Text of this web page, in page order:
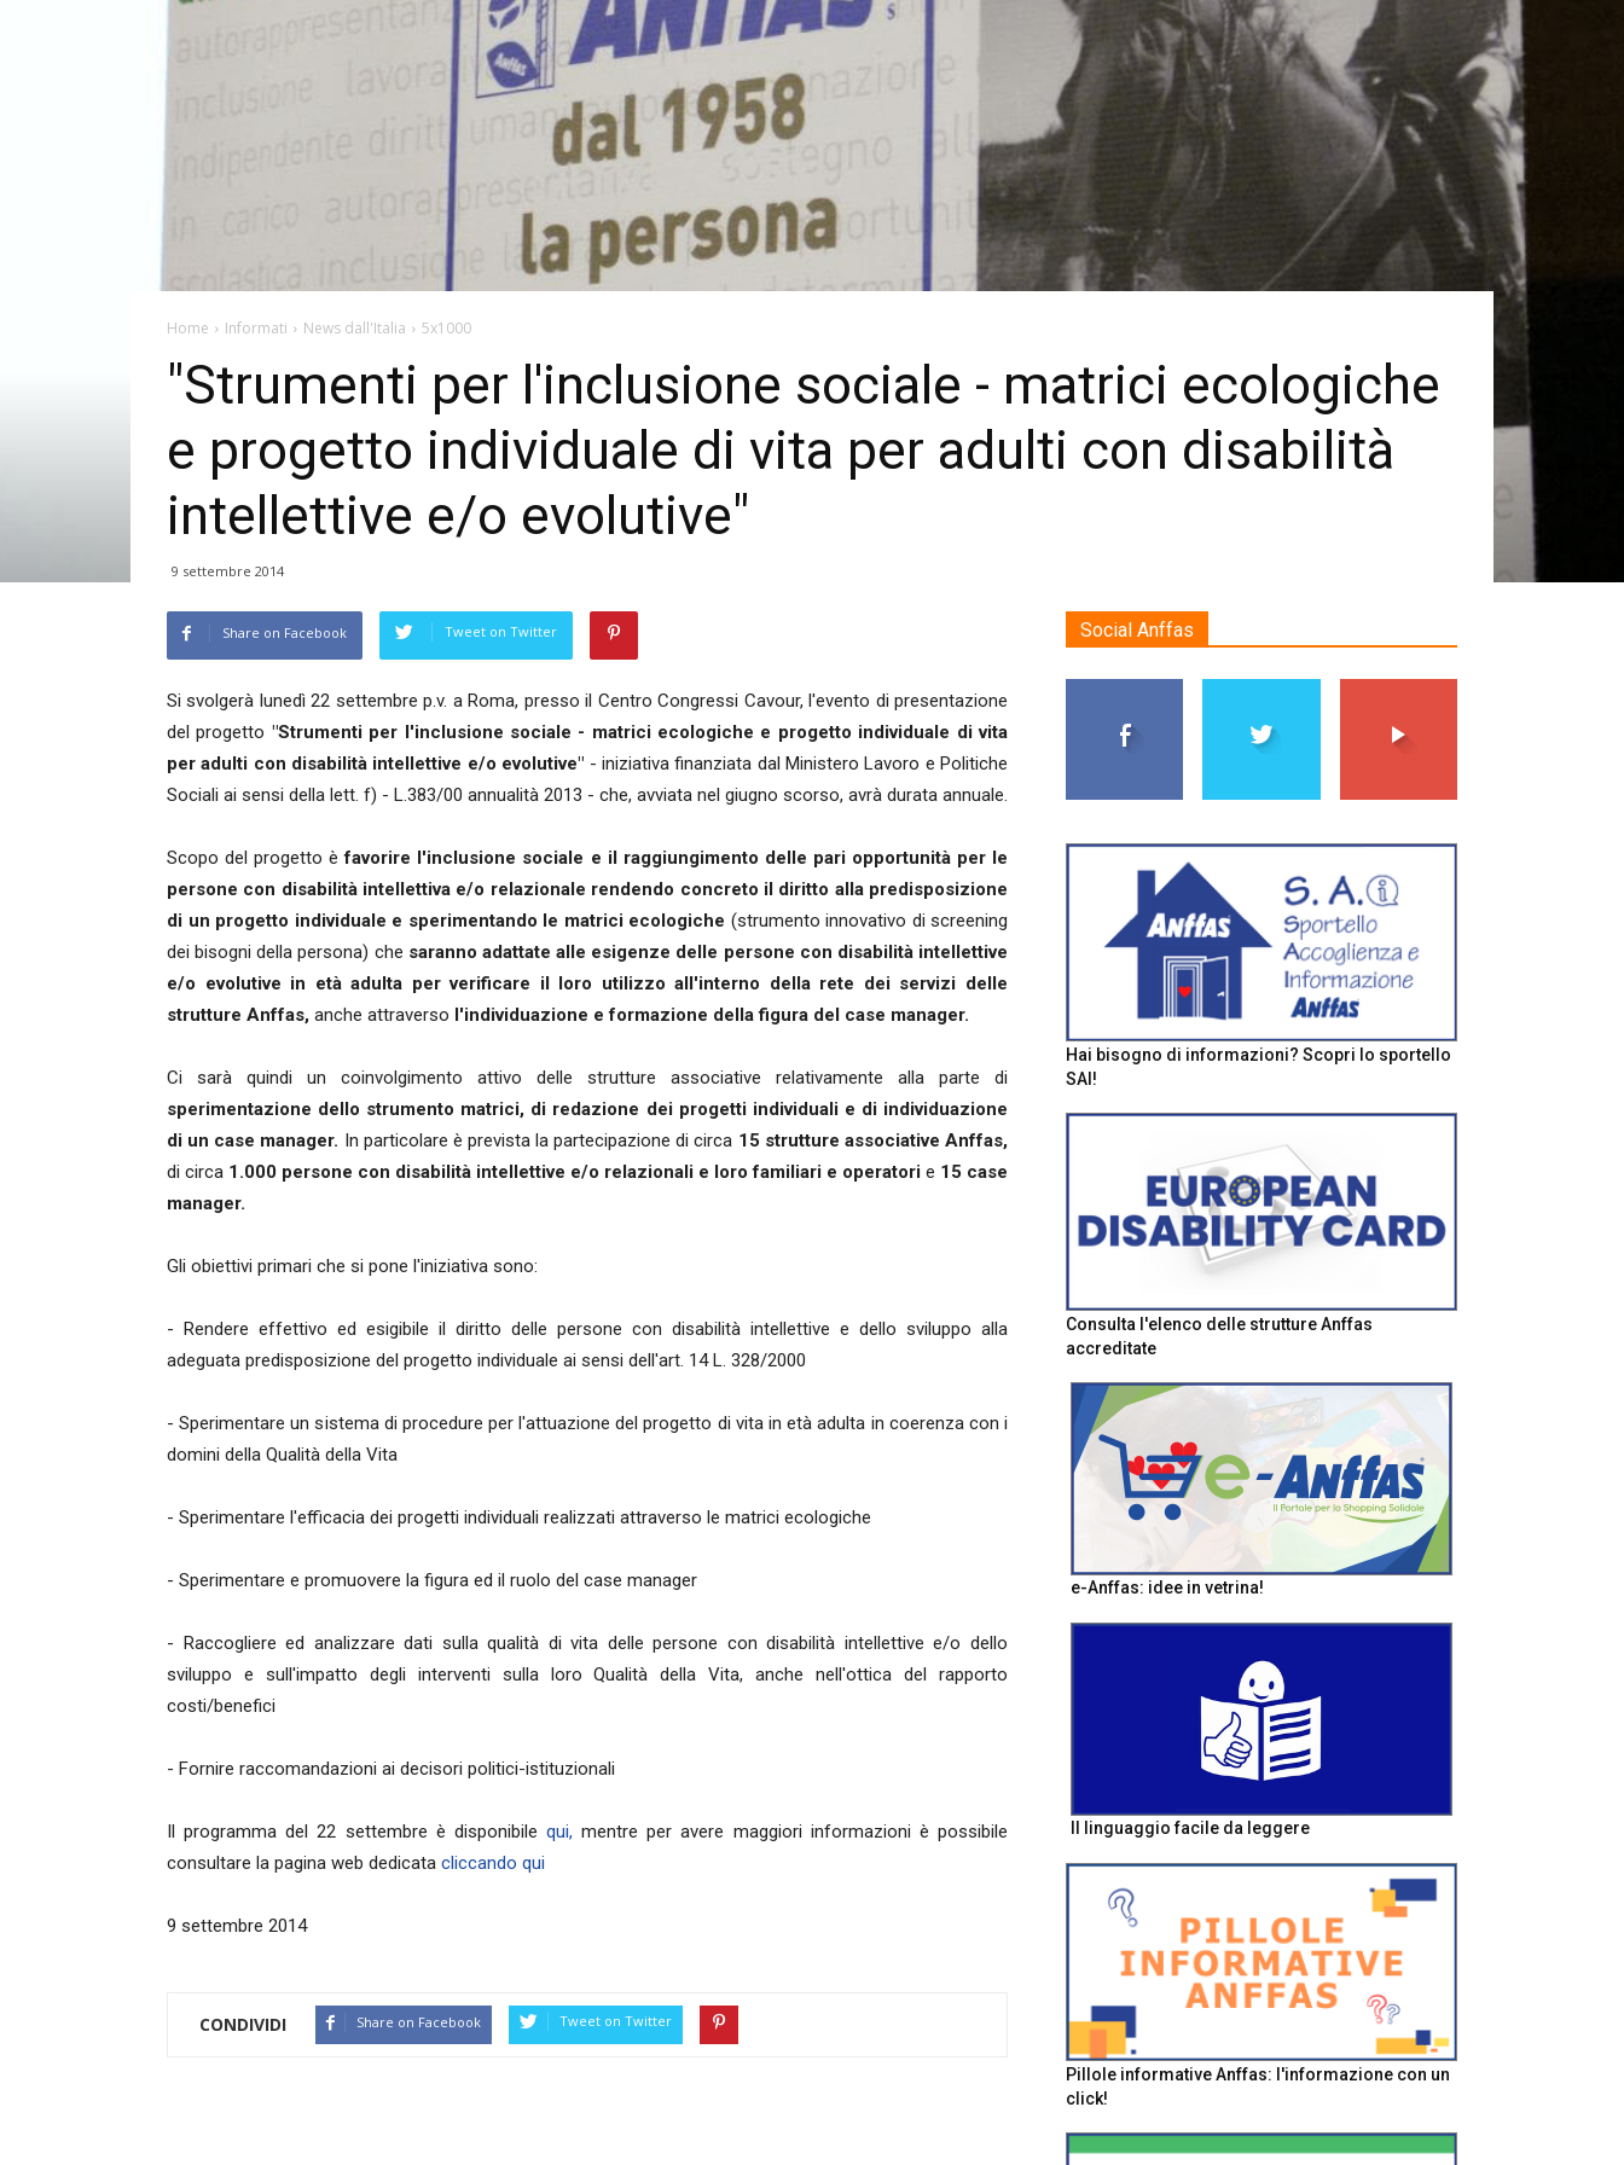
Home Informati News dall'Italia 5x1000
"Strumenti per l'inclusione sociale - matrici ecologiche
e progetto individuale di vita per adulti con disabilità
intellettive e/o evolutive"
9 settembre 2014
Share on Facebook Tweet on Twitter
Si svolgerà lunedì 22 settembre p.v. a Roma, presso il Centro Congressi Cavour, l'evento di presentazione
del progetto "Strumenti per l'inclusione sociale - matrici ecologiche e progetto individuale di vita
per adulti con disabilità intellettive e/o evolutive" - iniziativa finanziata dal Ministero Lavoro e Politiche
Sociali ai sensi della lett. f) - L.383/00 annualità 2013 - che, avviata nel giugno scorso, avrà durata annuale.
Scopo del progetto èfavorire l'inclusione sociale e il raggiungimento delle pari opportunità per le
persone con disabilità intellettiva e/o relazionale rendendo concreto il diritto alla predisposizione
di un progetto individuale e sperimentando le matrici ecologiche (strumento innovativo di screening
dei bisogni della persona) che saranno adattate alle esigenze delle persone con disabilità intellettive
e/o evolutive in età adulta per verificare il loro utilizzo all'interno della rete dei servizi delle
strutture Anffas, anche attraverso l'individuazione e formazione della figura del case manager.
Ci sarà quindi un coinvolgimento attivo delle strutture associative relativamente alla parte di
sperimentazione dello strumento matrici, di redazione dei progetti individuali e di individuazione
di un case manager. In particolare è prevista la partecipazione di circa 15 strutture associative Anffas,
di circa 1.000 persone con disabilità intellettive e/o relazionali e loro familiari e operatori e 15 case
manager.
Gli obiettivi primari che si pone l'iniziativa sono:
- Rendere effettivo ed esigibile il diritto delle persone con disabilità intellettive e dello sviluppo alla
adeguata predisposizione del progetto individuale ai sensi dell'art. 14 L. 328/2000
- Sperimentare un sistema di procedure per l'attuazione del progetto di vita in età adulta in coerenza con i
domini della Qualità della Vita
- Sperimentare l'efficacia dei progetti individuali realizzati attraverso le matrici ecologiche
- Sperimentare e promuovere la figura ed il ruolo del case manager
- Raccogliere ed analizzare dati sulla qualità di vita delle persone con disabilità intellettive e/o dello
sviluppo e sull'impatto degli interventi sulla loro Qualità della Vita, anche nell'ottica del rapporto
costi/benefici
- Fornire raccomandazioni ai decisori politici-istituzionali
Il programma del 22 settembre è disponibile qui, mentre per avere maggiori informazioni è possibile
consultare la pagina web dedicata cliccando qui
9 settembre 2014
CONDIVIDI Share on Facebook Tweet on Twitter
Social Anffas
Hai bisogno di informazioni? Scopri lo sportello
SAI!
Consulta l'elenco delle strutture Anffas
accreditate
e-Anffas: idee in vetrina!
Il linguaggio facile da leggere
Pillole informative Anffas: l'informazione con un
click!